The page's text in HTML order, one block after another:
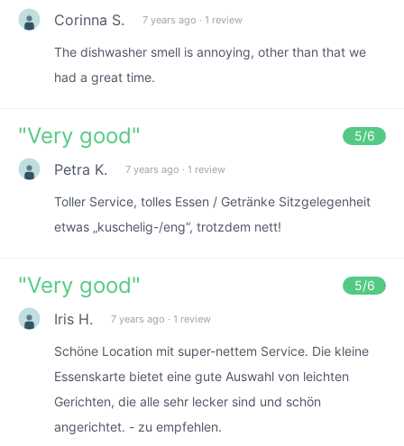
Corinna S. 7 years ago · 1 review
The dishwasher smell is annoying, other than that we
had a great time.
"Very good" 5/6
Petra K. 7 years ago · 1 review
Toller Service, tolles Essen / Getränke Sitzgelegenheit
etwas „kuschelig-/eng“, trotzdem nett!
"Very good" 5/6
Iris H. 7 years ago · 1 review
Schöne Location mit super-nettem Service. Die kleine
Essenskarte bietet eine gute Auswahl von leichten
Gerichten, die alle sehr lecker sind und schön
angerichtet. - zu empfehlen.